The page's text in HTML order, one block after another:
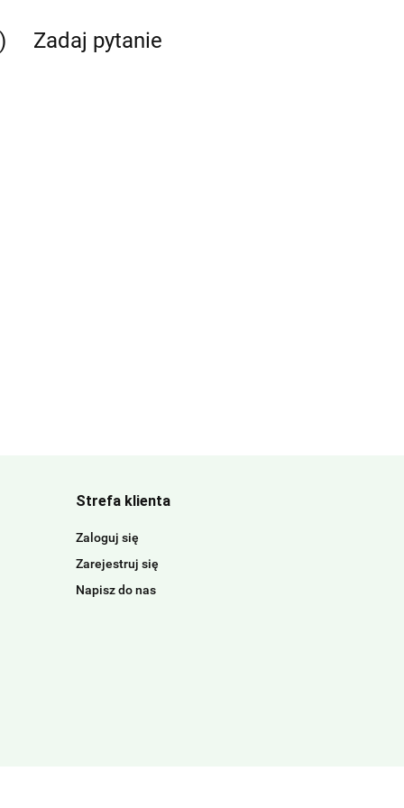
Zadaj pytanie
Strefa klienta
Zaloguj się
Zarejestruj się
Napisz do nas